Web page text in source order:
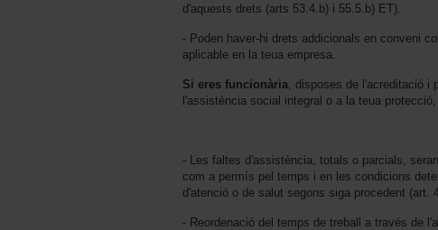
d'aquests drets (arts 53.4.b) i 55.5.b) ET).
- Poden haver-hi drets addicionals en conveni
aplicable en la teua empresa.
Si eres funcionària , disposes de l'acreditació i
l'assistència social integral o a la teua
- Les faltes d'assistència, totals o parcials,
com a permís pel temps i en les condicions
d'atenció o de salut segons siga procedent (art.
- Reordenació del temps de treball a través de